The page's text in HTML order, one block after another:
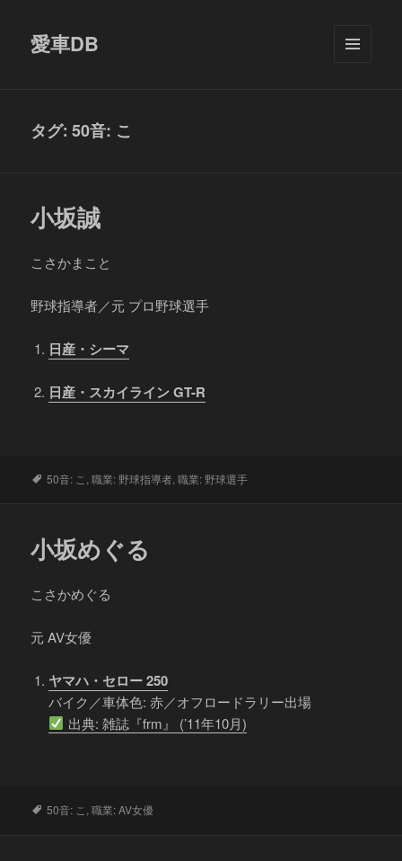
愛車DB
タグ:50音: こ
小坂誠
こさかまこと
野球指導者／元 プロ野球選手
日産・シーマ
日産・スカイライン GT-R
タ
50音: こ ,職業: 野球指導者,職業: 野球選手
小坂めぐる
こさかめぐる
元 AV女優
ヤマハ・セロー 250
バイク／車体色: 赤／オフロードラリー出場
出典: 雑誌『frm』 (’11年10月)
タ
50音: こ ,職業: AV女優